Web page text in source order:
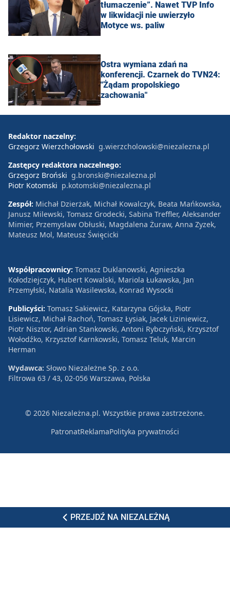
tłumaczenie”. Nawet TVP Info
w likwidacji nie uwierzyło
Motyce ws. paliw
Ostra wymiana zdań na
konferencji. Czarnek do TVN24:
"Żądam propolskiego
zachowania"
PRZEJDŹ NA NIEZALEŻNĄ
Redaktor naczelny:
Grzegorz Wierzchołowski g.wierzcholowski@niezalezna.pl
Zastępcy redaktora naczelnego:
Grzegorz Broński g.bronski@niezalezna.pl
Piotr Kotomski p.kotomski@niezalezna.pl
Zespół: Michał Dzierżak, Michał Kowalczyk, Beata Mańkowska,
Janusz Milewski, Tomasz Grodecki, Sabina Treffler, Aleksander
Mimier, Przemysław Obłuski, Magdalena Żuraw, Anna Zyzek,
Mateusz Mol, Mateusz Święcicki
Współpracownicy: Tomasz Duklanowski, Agnieszka
Kołodziejczyk, Hubert Kowalski, Mariola Łukawska, Jan
Przemyłski, Natalia Wasilewska, Konrad Wysocki
Publicyści: Tomasz Sakiewicz, Katarzyna Gójska, Piotr
Lisiewicz, Michał Rachoń, Tomasz Łysiak, Jacek Liziniewicz,
Piotr Nisztor, Adrian Stankowski, Antoni Rybczyński, Krzysztof
Wołodźko, Krzysztof Karnkowski, Tomasz Teluk, Marcin
Herman
Wydawca: Słowo Niezależne Sp. z o.o.
Filtrowa 63 / 43, 02-056 Warszawa, Polska
© 2026 Niezależna.pl. Wszystkie prawa zastrzeżone.
PatronatReklamaPolityka prywatności